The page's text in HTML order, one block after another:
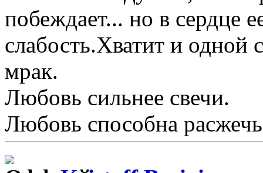
побеждает... но в сердце
слабость.Хватит и одной
мрак.
Любовь сильнее свечи.
Любовь способна